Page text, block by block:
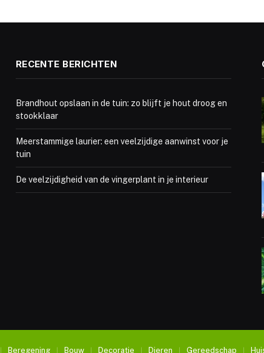
RECENTE BERICHTEN
Brandhout opslaan in de tuin: zo blijft je hout droog en
stookklaar
Meerstammige laurier: een veelzijdige aanwinst voor je
tuin
De veelzijdigheid van de vingerplant in je interieur
Beregening Bouw Decoratie Dieren Gereedschap